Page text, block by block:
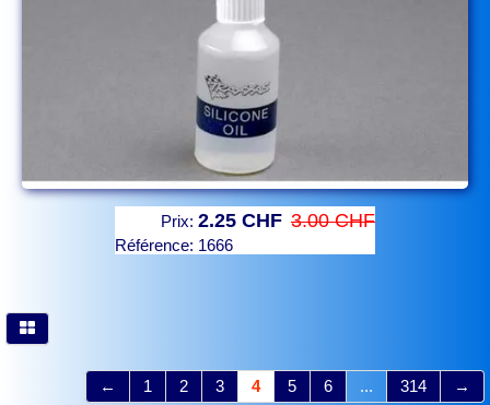
Prix: 2.25 CHF 3.00 CHF
Référence: 1666
← 1 2 3 4 5 6 ... 314 →